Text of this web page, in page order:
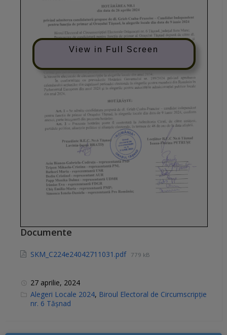
View in Full Screen
Documente
SKM_C224e24042711031.pdf 779 kB
27 aprilie, 2024
C
a
t
Alegeri Locale 2024, Biroul Electoral de Circumscripție
nr. 6 Tășnad